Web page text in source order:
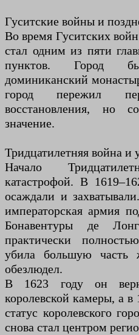
Гуситские войны и
Во время Гуситских
стал одним из пяти
пунктов. Город
доминиканский
город пережил
восстановления, но
значение.
Тридцатилетняя война и
Начало
катастрофой. В
осаждали и
императорская армия
Бонавентуры де
практически
убила большую часть
обезлюдел.
В 1623 году он
королевской камеры, а в
статус королевского
снова стал центром